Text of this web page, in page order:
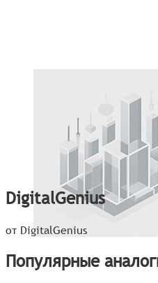
DigitalGenius
от DigitalGenius
Популярные